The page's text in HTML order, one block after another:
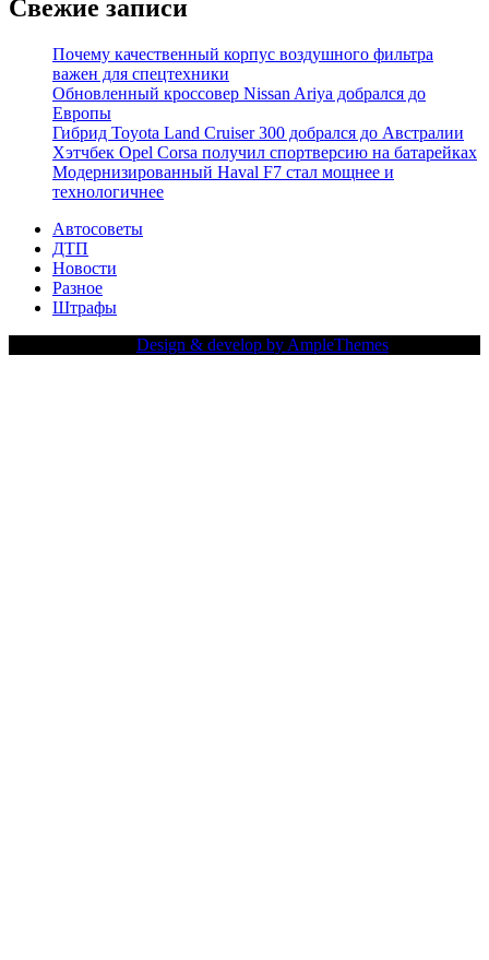
Свежие записи
Почему качественный корпус воздушного фильтра
важен для спецтехники
Обновленный кроссовер Nissan Ariya добрался до
Европы
Гибрид Toyota Land Cruiser 300 добрался до Австралии
Хэтчбек Opel Corsa получил спортверсию на батарейках
Модернизированный Haval F7 стал мощнее и
технологичнее
Автосоветы
ДТП
Новости
Разное
Штрафы
Design & develop by AmpleThemes